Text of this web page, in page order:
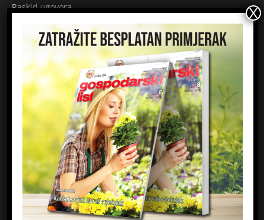
Raskid ugovora
Načini plaćanja
Sigurnost plaćanja
Prijavite se na newsletter
Email